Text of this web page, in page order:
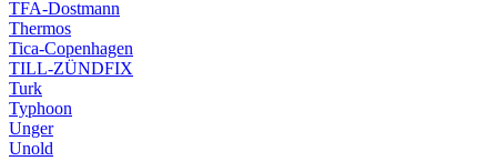
TFA-Dostmann
Thermos
Tica-Copenhagen
TILL-ZÜNDFIX
Turk
Typhoon
Unger
Unold